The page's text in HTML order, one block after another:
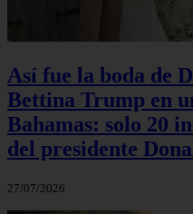
Así fue la boda de
Bettina Trump en
Bahamas: solo 20
del presidente
27/07/2026